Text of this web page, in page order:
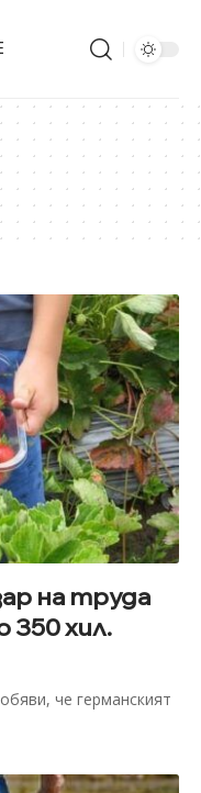
на труда
350 хил.
че германският